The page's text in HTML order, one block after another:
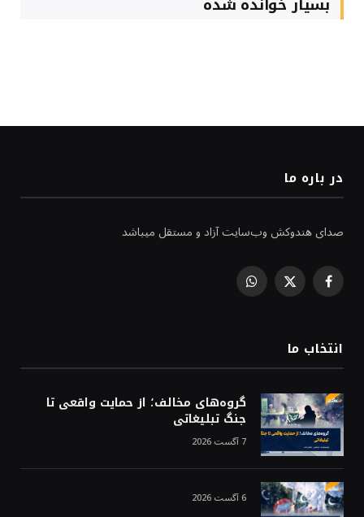
در باره ما
صدای هندوکش وب‌سایت آزاد و مستقل میباشد
Facebook
X
WhatsApp
انتخاب ما
گروه‌های مخالف؛ از حمایت واقعی تا
جنگ تبلیغاتی
7 آگست 2026
6 آگست 2026